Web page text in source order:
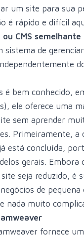
um site para sua
é rápido e difícil
ou CMS semelhante
sistema de
é bem conhecido,
ele oferece uma
sem aprender
Primeiramente, a
está concluída,
gerais. Embora
seja reduzido, é
de pequena
nada muito
fornece